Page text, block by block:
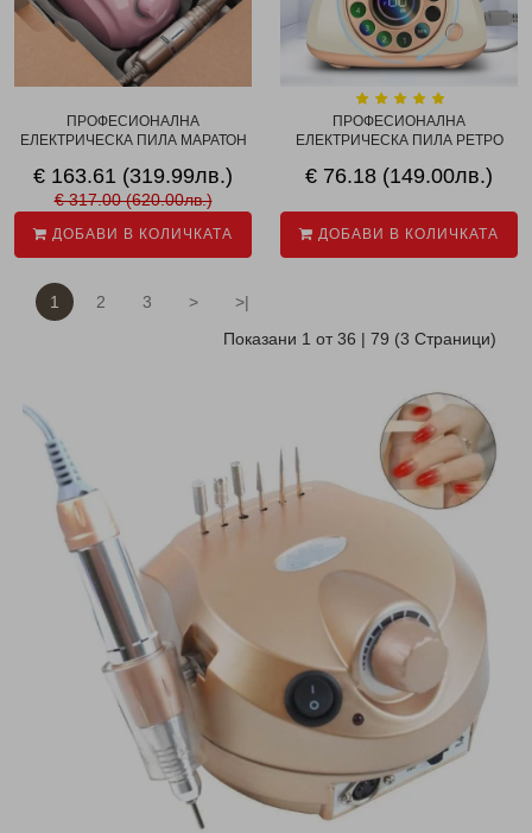
ПРОФЕСИОНАЛНА
ЕЛЕКТРИЧЕСКА ПИЛА МАРАТОН
€ 163.61 (319.99лв.)
€ 317.00 (620.00лв.)
ДОБАВИ В КОЛИЧКАТА
ПРОФЕСИОНАЛНА
ЕЛЕКТРИЧЕСКА ПИЛА РЕТРО
€ 76.18 (149.00лв.)
ДОБАВИ В КОЛИЧКАТА
1 2 3 >
>|
Показани 1 от 36 | 79 (3 Страници)